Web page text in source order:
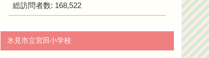
総訪問者数: 168,522
氷見市立宮田小学校